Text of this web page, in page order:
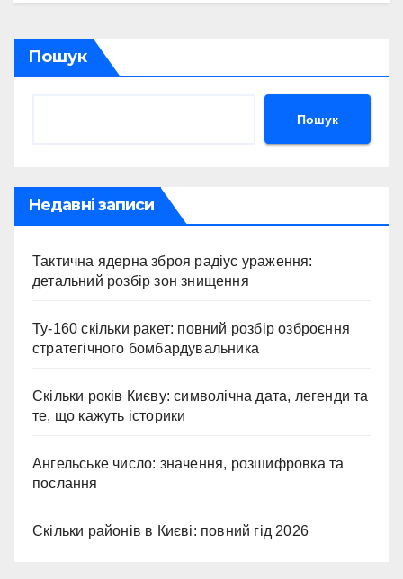
Пошук
Пошук
Недавні записи
Тактична ядерна зброя радіус ураження:
детальний розбір зон знищення
Ту-160 скільки ракет: повний розбір озброєння
стратегічного бомбардувальника
Скільки років Києву: символічна дата, легенди та
те, що кажуть історики
Ангельське число: значення, розшифровка та
послання
Скільки районів в Києві: повний гід 2026